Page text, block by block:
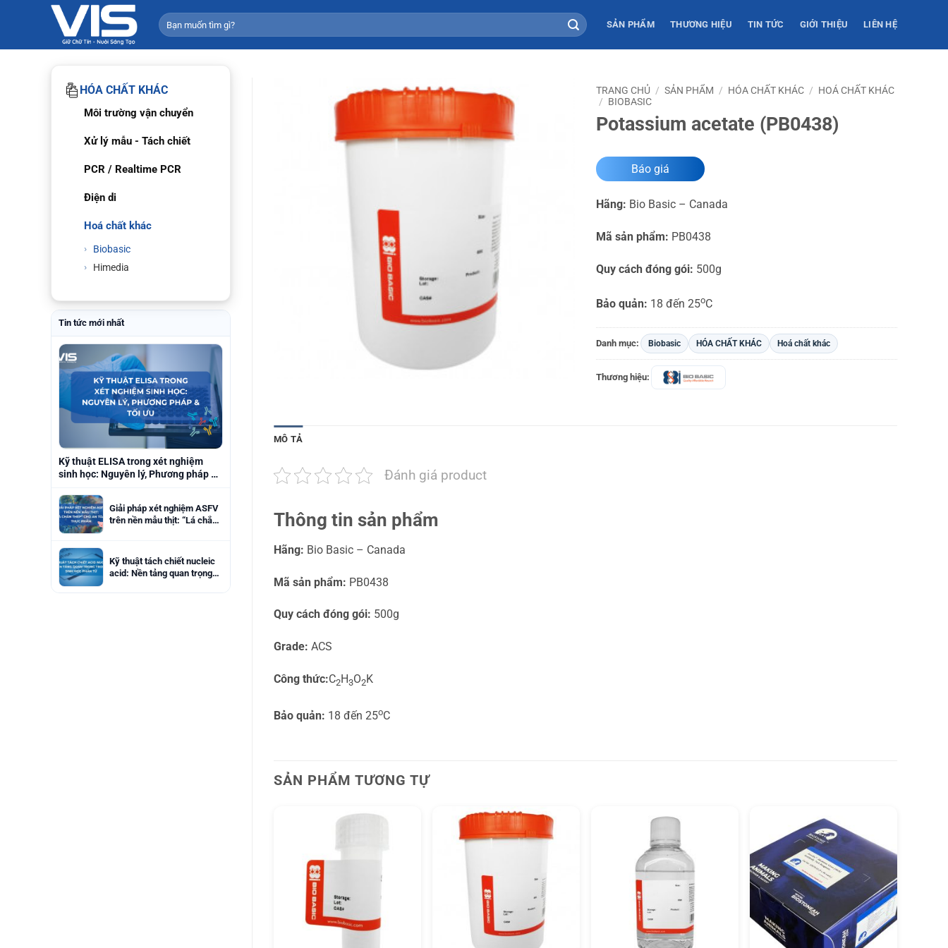
Tìm
kiếm:
SẢN PHẨM THƯƠNG HIỆU TIN TỨC GIỚI THIỆU LIÊN HỆ
HÓA CHẤT KHÁC
Môi trường vận chuyển
Xử lý mẫu - Tách chiết
PCR / Realtime PCR
Điện di
Hoá chất khác
Biobasic
Himedia
Tin tức mới nhất
Kỹ thuật ELISA trong xét nghiệm
sinh học: Nguyên lý, Phương pháp &
Giải pháp xét nghiệm ASFV
trên nền mẫu thịt: “Lá chắn
Kỹ thuật tách chiết nucleic
acid: Nền tảng quan trọng
TRANG CHỦ / SẢN PHẨM / HÓA CHẤT KHÁC / HOÁ CHẤT KHÁC
/ BIOBASIC
Potassium acetate (PB0438)
Báo giá
Hãng: Bio Basic – Canada
Mã sản phẩm: PB0438
Quy cách đóng gói: 500g
Bảo quản: 18 đến 25oC
Danh mục: Biobasic HÓA CHẤT KHÁC Hoá chất khác
Thương hiệu:
MÔ TẢ
Đánh giá product
Thông tin sản phẩm
Hãng: Bio Basic – Canada
Mã sản phẩm: PB0438
Quy cách đóng gói: 500g
Grade: ACS
Công thức:C2H3O2K
Bảo quản: 18 đến 25oC
SẢN PHẨM TƯƠNG TỰ